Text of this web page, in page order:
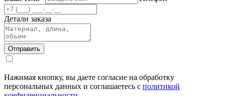
Детали заказа
Нажимая кнопку, вы даете согласие на обработку
персональных данных и соглашаетесь с политикой